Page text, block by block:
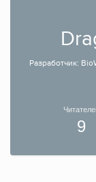
Разработчик:
9